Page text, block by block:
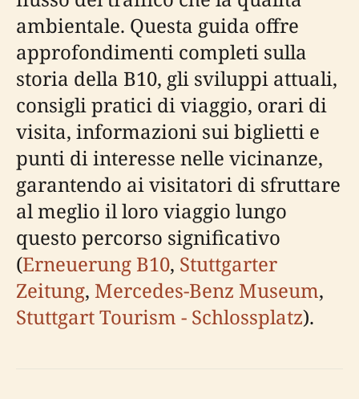
ambientale. Questa guida offre
approfondimenti completi sulla
storia della B10, gli sviluppi attuali,
consigli pratici di viaggio, orari di
visita, informazioni sui biglietti e
punti di interesse nelle vicinanze,
garantendo ai visitatori di sfruttare
al meglio il loro viaggio lungo
questo percorso significativo
(Erneuerung B10, Stuttgarter
Zeitung, Mercedes-Benz Museum,
Stuttgart Tourism - Schlossplatz).